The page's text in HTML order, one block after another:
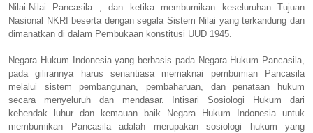
Nilai-Nilai Pancasila ; dan ketika membumikan keseluruhan Tujuan
Nasional NKRI beserta dengan segala Sistem Nilai yang terkandung dan
dimanatkan di dalam Pembukaan konstitusi UUD 1945.
Negara Hukum Indonesia yang berbasis pada Negara Hukum Pancasila,
pada gilirannya harus senantiasa memaknai pembumian Pancasila
melalui sistem pembangunan, pembaharuan, dan penataan hukum
secara menyeluruh dan mendasar. Intisari Sosiologi Hukum dari
kehendak luhur dan kemauan baik Negara Hukum Indonesia untuk
membumikan Pancasila adalah merupakan sosiologi hukum yang